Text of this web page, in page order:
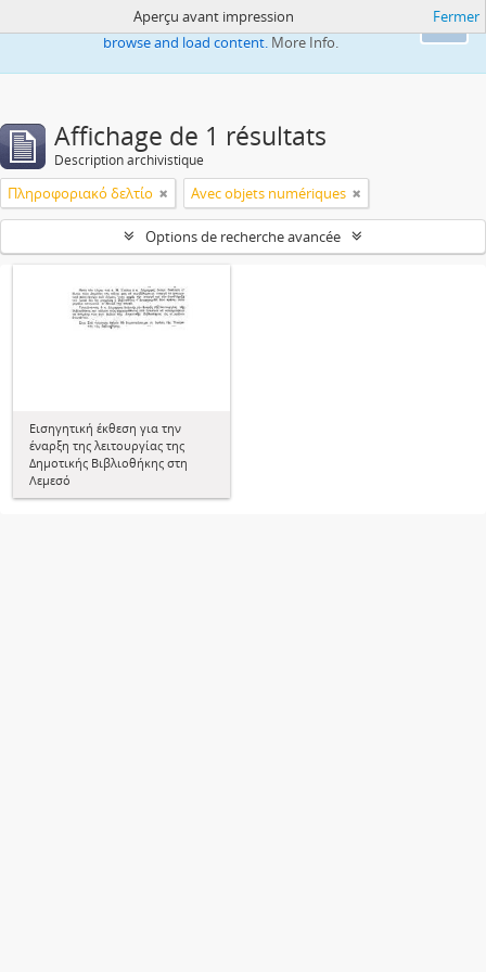
Ok
This website uses cookies to enhance your ability to
browse and load content. More Info.
Aperçu avant impression Fermer
Affichage de 1 résultats
Description archivistique
Πληροφοριακό δελτίο Avec objets numériques
Options de recherche avancée
Εισηγητική έκθεση για την
έναρξη της λειτουργίας της
Δημοτικής Βιβλιοθήκης στη
Λεμεσό